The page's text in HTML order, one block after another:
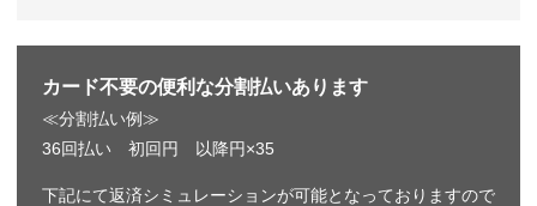
カード不要の便利な分割払いあります
≪分割払い例≫
36回払い 初回円 以降円×35
下記にて返済シミュレーションが可能となっておりますので